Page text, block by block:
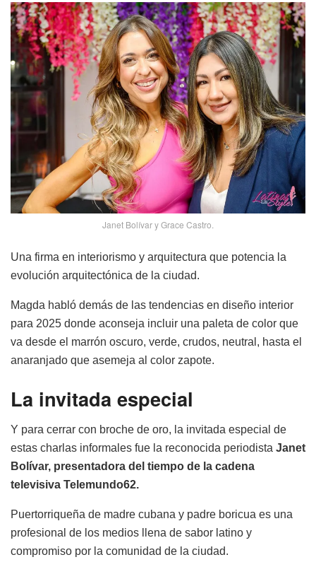
Janet Bolívar y Grace Castro.
Una firma en interiorismo y arquitectura que potencia la
evolución arquitectónica de la ciudad.
Magda habló demás de las tendencias en diseño interior
para 2025 donde aconseja incluir una paleta de color que
va desde el marrón oscuro, verde, crudos, neutral, hasta el
anaranjado que asemeja al color zapote.
La invitada especial
Y para cerrar con broche de oro, la invitada especial de
estas charlas informales fue la reconocida periodista Janet
Bolívar, presentadora del tiempo de la cadena
televisiva Telemundo62.
Puertorriqueña de madre cubana y padre boricua es una
profesional de los medios llena de sabor latino y
compromiso por la comunidad de la ciudad.